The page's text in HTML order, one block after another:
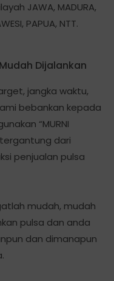
JAWA, MADURA,
PAPUA, NTT.
Dijalankan
jangka waktu,
bebankan kepada
“MURNI
tergantung dari
penjualan pulsa
mudah, mudah
pulsa dan anda
dan dimanapun